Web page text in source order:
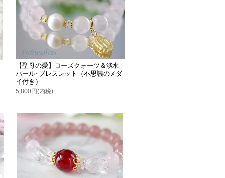
【聖母の愛】ローズクォーツ＆淡水
パール･ブレスレット（不思議のメダ
イ付き）
5,800円(内税)